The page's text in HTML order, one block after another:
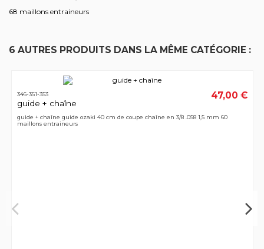
68 maillons entraineurs
6 AUTRES PRODUITS DANS LA MÊME CATÉGORIE :
346-351-353
guide + chaîne
47,00 €
guide + chaîne guide ozaki 40 cm de coupe chaîne en 3/8 .058 1,5 mm 60
maillons entraineurs